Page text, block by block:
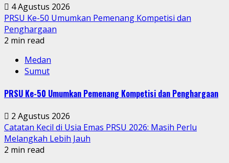
4 Agustus 2026
PRSU Ke-50 Umumkan Pemenang Kompetisi dan
Penghargaan
2 min read
Medan
Sumut
PRSU Ke-50 Umumkan Pemenang Kompetisi dan Penghargaan
2 Agustus 2026
Catatan Kecil di Usia Emas PRSU 2026: Masih Perlu
Melangkah Lebih Jauh
2 min read